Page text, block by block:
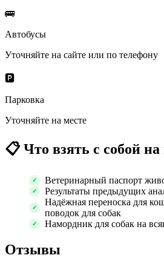
🚌
Автобусы
Уточняйте на сайте или по телефону
🅿️
Парковка
Уточняйте на месте
📋Что взять с собой
Ветеринарный паспорт
Результаты предыдущих
Надёжная переноска для
поводок для собак
Намордник для собак на
Отзывы